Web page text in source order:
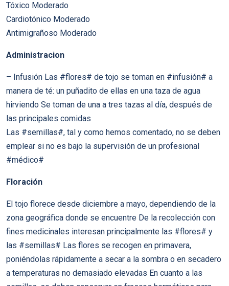
Tóxico Moderado
Cardiotónico Moderado
Antimigrañoso Moderado
Administracion
– Infusión Las #flores# de tojo se toman en #infusión# a
manera de té: un puñadito de ellas en una taza de agua
hirviendo Se toman de una a tres tazas al día, después de
las principales comidas
Las #semillas#, tal y como hemos comentado, no se deben
emplear si no es bajo la supervisión de un profesional
#médico#
Floración
El tojo florece desde diciembre a mayo, dependiendo de la
zona geográfica donde se encuentre De la recolección con
fines medicinales interesan principalmente las #flores# y
las #semillas# Las flores se recogen en primavera,
poniéndolas rápidamente a secar a la sombra o en secadero
a temperaturas no demasiado elevadas En cuanto a las